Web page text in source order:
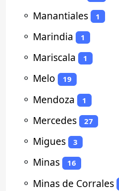
⚬ Manantiales 1
⚬ Marindia 1
⚬ Mariscala 1
⚬ Melo 19
⚬ Mendoza 1
⚬ Mercedes 27
⚬ Migues 3
⚬ Minas 16
⚬ Minas de Corrales